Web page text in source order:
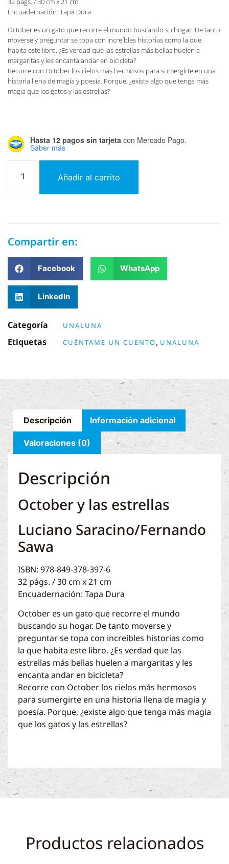
Encuadernación: Tapa Dura
October es un gato que recorre el mundo buscando su hogar. De tanto
moverse y preguntar se topa con increíbles historias como la que
habita este libro. ¿Es verdad que las estrellas más bellas huelen a
margaritas y les encanta andar en bicicleta?
Recorre con October los cielos más hermosos para sumergirte en una
historia llena de magia y poesía. Porque, ¿existe algo que tenga más
magia que los gatos y las estrellas?
Hasta 12 pagos sin tarjeta con Mercado Pago.
Saber más
Añadir al carrito
Compartir en:
Facebook WhatsApp
LinkedIn
Categoría UNALUNA
Etiquetas CUÉNTAME UN CUENTO, UNALUNA
Descripción Información adicional
Valoraciones (0)
Descripción
October y las estrellas
Luciano Saracino/Fernando
Sawa
ISBN: 978-849-378-397-6
32 págs. / 30 cm x 21 cm
Encuadernación: Tapa Dura
October es un gato que recorre el mundo
buscando su hogar. De tanto moverse y
preguntar se topa con increíbles historias como
la que habita este libro. ¿Es verdad que las
estrellas más bellas huelen a margaritas y les
encanta andar en bicicleta?
Recorre con October los cielos más hermosos
para sumergirte en una historia llena de magia y
poesía. Porque, ¿existe algo que tenga más magia
que los gatos y las estrellas?
Productos relacionados